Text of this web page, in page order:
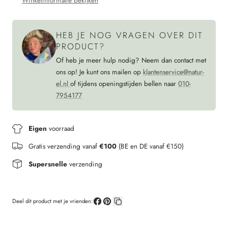
HEB JE NOG VRAGEN OVER DIT
PRODUCT?
Of heb je meer hulp nodig? Neem dan contact met
ons op! Je kunt ons mailen op klantenservice@natur-
el.nl of tijdens openingstijden bellen naar 010-
7954177
Eigen voorraad
Gratis verzending vanaf €100 (BE en DE vanaf €150)
Supersnelleverzending
Deel dit product met je vrienden: